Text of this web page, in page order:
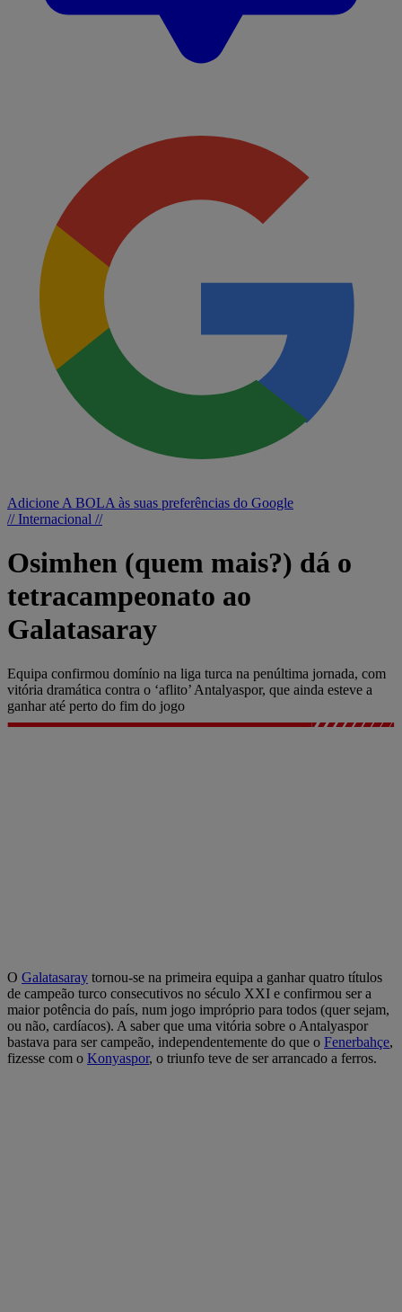
Adicione A BOLA às suas preferências do Google
// Internacional //
Osimhen (quem mais?) dá o
tetracampeonato ao
Galatasaray
Equipa confirmou domínio na liga turca na penúltima jornada, com
vitória dramática contra o ‘aflito’ Antalyaspor, que ainda esteve a
ganhar até perto do fim do jogo
O Galatasaray tornou-se na primeira equipa a ganhar quatro títulos
de campeão turco consecutivos no século XXI e confirmou ser a
maior potência do país, num jogo impróprio para todos (quer sejam,
ou não, cardíacos). A saber que uma vitória sobre o Antalyaspor
bastava para ser campeão, independentemente do que o Fenerbahçe,
fizesse com o Konyaspor, o triunfo teve de ser arrancado a ferros.